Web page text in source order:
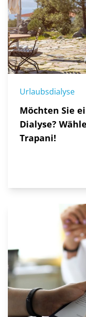
Urlaubsdialyse
Möchten Sie
Dialyse?
Trapani!